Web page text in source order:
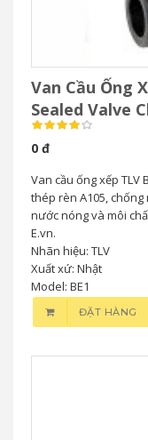
Van Cầu Ống
Sealed Valve
Áp Suất Cao
0 đ
Van cầu ống xếp
thép rèn A105,
nước nóng và môi
E.vn.
Nhãn hiệu: TLV
Xuất xứ: Nhật
Model: BE1
ĐẶT HÀNG